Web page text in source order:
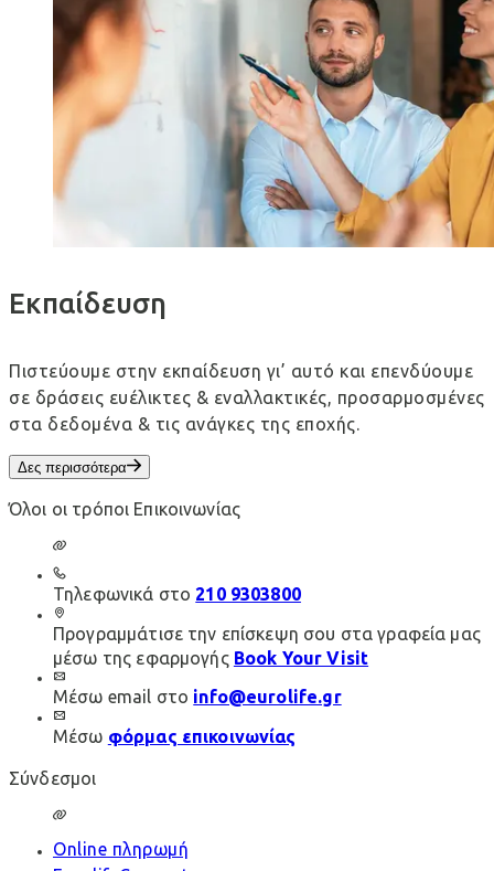
Εκπαίδευση
Πιστεύουμε στην εκπαίδευση γι’ αυτό και επενδύουμε
σε δράσεις ευέλικτες & εναλλακτικές, προσαρμοσμένες
στα δεδομένα & τις ανάγκες της εποχής.
Δες περισσότερα
Όλοι οι τρόποι Επικοινωνίας
Τηλεφωνικά στο 210 9303800
Προγραμμάτισε την επίσκεψη σου στα γραφεία μας
μέσω της εφαρμογής Book Your Visit
Μέσω email στο info@eurolife.gr
Μέσω φόρμας επικοινωνίας
Σύνδεσμοι
Online πληρωμή